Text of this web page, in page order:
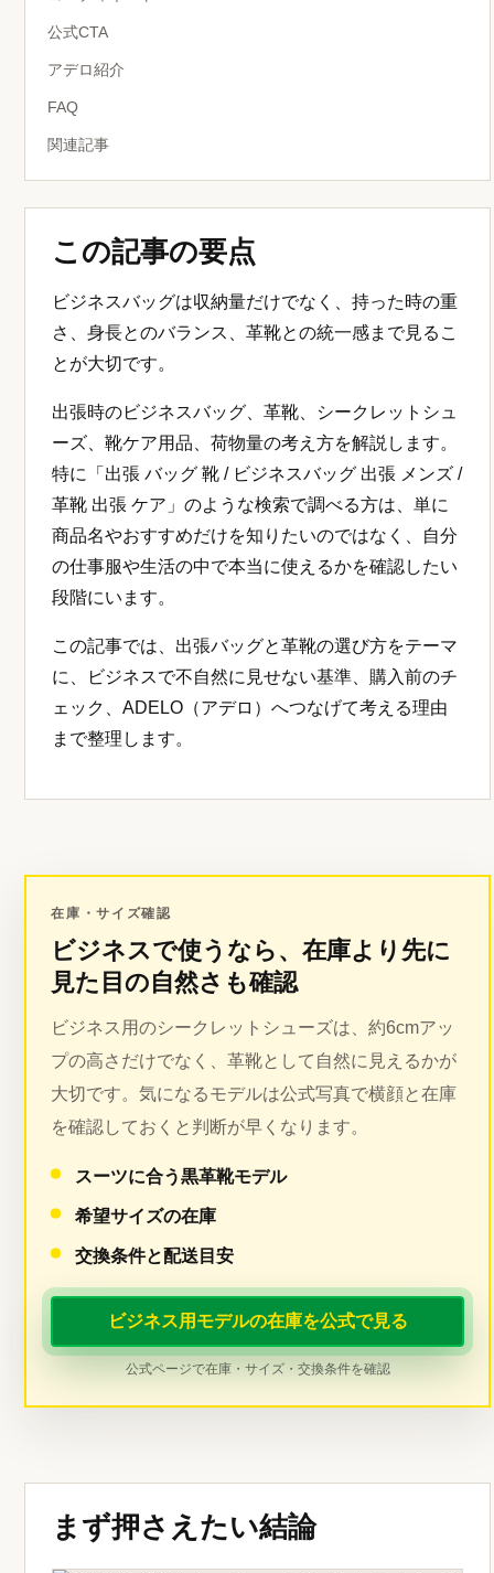
公式CTA
アデロ紹介
FAQ
関連記事
この記事の要点
ビジネスバッグは収納量だけでなく、持った時の重
さ、身長とのバランス、革靴との統一感まで見るこ
とが大切です。
出張時のビジネスバッグ、革靴、シークレットシュ
ーズ、靴ケア用品、荷物量の考え方を解説します。
特に「出張 バッグ 靴 / ビジネスバッグ 出張 メンズ /
革靴 出張 ケア」のような検索で調べる方は、単に
商品名やおすすめだけを知りたいのではなく、自分
の仕事服や生活の中で本当に使えるかを確認したい
段階にいます。
この記事では、出張バッグと革靴の選び方をテーマ
に、ビジネスで不自然に見せない基準、購入前のチ
ェック、ADELO（アデロ）へつなげて考える理由
まで整理します。
在庫・サイズ確認
ビジネスで使うなら、在庫より先に
見た目の自然さも確認
ビジネス用のシークレットシューズは、約6cmアッ
プの高さだけでなく、革靴として自然に見えるかが
大切です。気になるモデルは公式写真で横顔と在庫
を確認しておくと判断が早くなります。
スーツに合う黒革靴モデル
希望サイズの在庫
交換条件と配送目安
ビジネス用モデルの在庫を公式で見る
公式ページで在庫・サイズ・交換条件を確認
まず押さえたい結論